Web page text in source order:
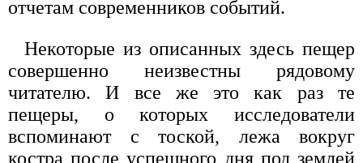
отчетам современников событий.
Некоторые из описанных здесь пещер
совершенно неизвестны рядовому
читателю. И все же это как раз те
пещеры, о которых исследователи
вспоминают с тоской, лежа вокруг
костра после успешного дня под землей